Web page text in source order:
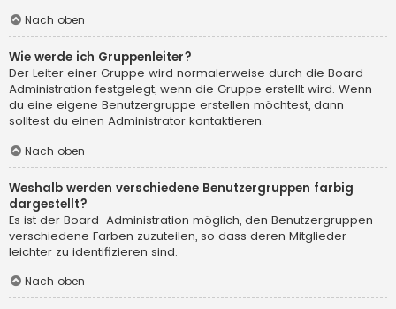
Nach oben
Wie werde ich Gruppenleiter?
Der Leiter einer Gruppe wird normalerweise durch die Board-
Administration festgelegt, wenn die Gruppe erstellt wird. Wenn
du eine eigene Benutzergruppe erstellen möchtest, dann
solltest du einen Administrator kontaktieren.
Nach oben
Weshalb werden verschiedene Benutzergruppen farbig
dargestellt?
Es ist der Board-Administration möglich, den Benutzergruppen
verschiedene Farben zuzuteilen, so dass deren Mitglieder
leichter zu identifizieren sind.
Nach oben